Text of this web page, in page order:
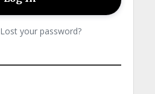
Lost your password?